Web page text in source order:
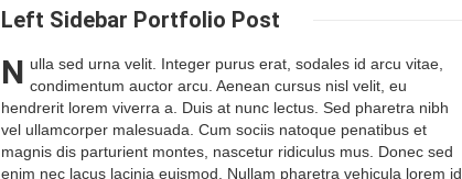
Left Sidebar Portfolio Post
N ulla sed urna velit. Integer purus erat, sodales id arcu vitae,
condimentum auctor arcu. Aenean cursus nisl velit, eu
hendrerit lorem viverra a. Duis at nunc lectus. Sed pharetra nibh
vel ullamcorper malesuada. Cum sociis natoque penatibus et
magnis dis parturient montes, nascetur ridiculus mus. Donec sed
enim nec lacus lacinia euismod. Nullam pharetra vehicula lorem id